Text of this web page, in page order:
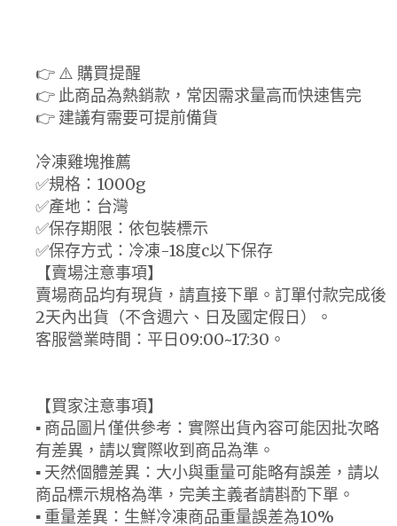
👉 ⚠️ 購買提醒
👉 此商品為熱銷款，常因需求量高而快速售完
👉 建議有需要可提前備貨
冷凍雞塊推薦
✅規格：1000g
✅產地：台灣
✅保存期限：依包裝標示
✅保存方式：冷凍-18度c以下保存
【賣場注意事項】
賣場商品均有現貨，請直接下單。訂單付款完成後
2天內出貨（不含週六、日及國定假日）。
客服營業時間：平日09:00~17:30。
【買家注意事項】
▪ 商品圖片僅供參考：實際出貨內容可能因批次略
有差異，請以實際收到商品為準。
▪ 天然個體差異：大小與重量可能略有誤差，請以
商品標示規格為準，完美主義者請斟酌下單。
▪ 重量差異：生鮮冷凍商品重量誤差為10%